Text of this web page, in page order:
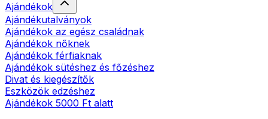
Ajándékok
Ajándékutalványok
Ajándékok az egész családnak
Ajándékok nőknek
Ajándékok férfiaknak
Ajándékok sütéshez és főzéshez
Divat és kiegészítők
Eszközök edzéshez
Ajándékok 5000 Ft alatt